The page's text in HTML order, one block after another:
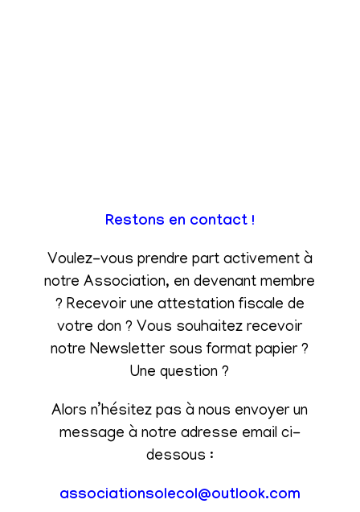
Restons en contact !
Voulez-vous prendre part activement à
notre Association, en devenant membre
? Recevoir une attestation fiscale de
votre don ? Vous souhaitez recevoir
notre Newsletter sous format papier ?
Une question ?
Alors n’hésitez pas à nous envoyer un
message à notre adresse email ci-
dessous :
associationsolecol@outlook.com